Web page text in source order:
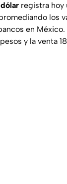
dólar registra hoy
los
en México.
y la venta